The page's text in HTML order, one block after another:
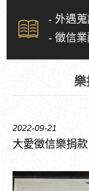
- 外遇
- 徵信
樂
2022-09-21
大愛徵信樂捐